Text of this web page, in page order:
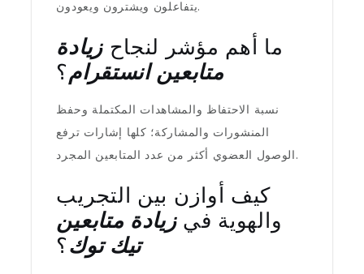
يتفاعلون ويشترون ويعودون.
ما أهم مؤشر لنجاحزيادة
متابعين انستقرام؟
نسبة الاحتفاظ والمشاهدات المكتملة وحفظ
المنشورات والمشاركة؛ كلها إشارات ترفع
الوصول العضوي أكثر من عدد المتابعين المجرد.
كيف أوازن بين التجريب
والهوية فيزيادة متابعين
تيك توك؟